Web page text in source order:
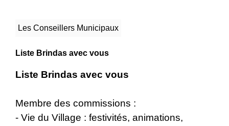
Les Conseillers Municipaux
Liste Brindas avec vous
Liste Brindas avec vous
Membre des commissions :
- Vie du Village : festivités, animations,